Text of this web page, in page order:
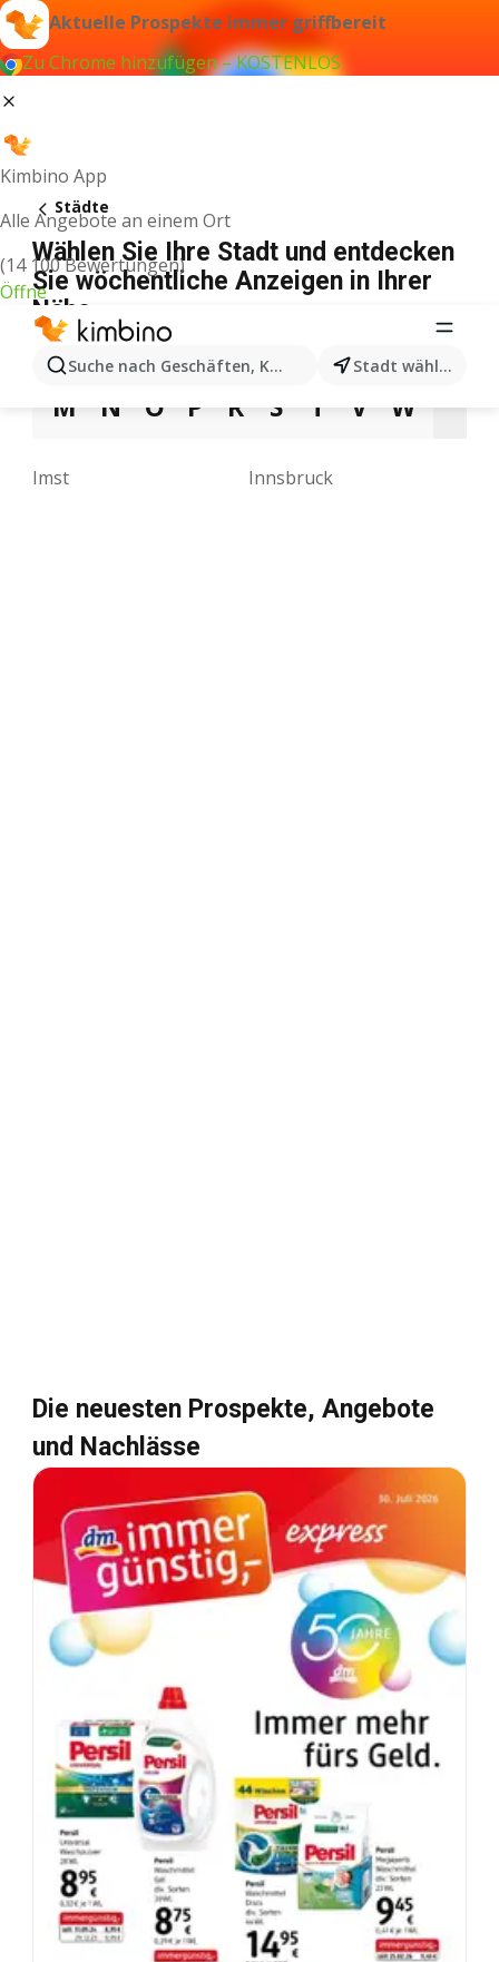
Aktuelle Prospekte immer griffbereit
Zu Chrome hinzufügen – KOSTENLOS
Kimbino App
Alle Angebote an einem Ort
(14 100 Bewertungen)
Öffne
Suche nach Geschäften, Kategorien, Produkten...
Stadt wählen
Städte
Wählen Sie Ihre Stadt und entdecken
Sie wöchentliche Anzeigen in Ihrer
Nähe
A B D E F G I J
M
N O P R S T V W Z
Imst Innsbruck
Die neuesten Prospekte, Angebote
und Nachlässe